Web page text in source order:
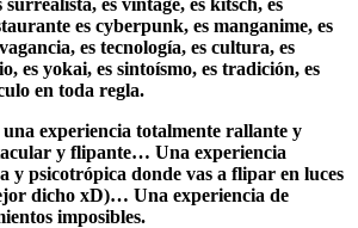
es vintage, es kitsch, es
es cyberpunk, es manganime, es
es tecnología, es cultura, es
es yokai, es sintoísmo, es tradición, es
en toda regla.
experiencia totalmente rallante y
y flipante… Una experiencia
y psicotrópica donde vas a flipar en luces
dicho xD)… Una experiencia de
imposibles.